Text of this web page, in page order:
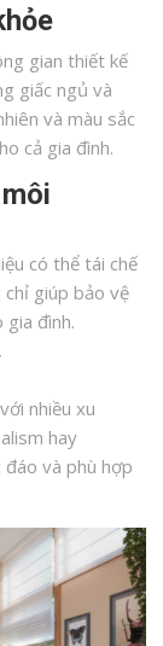
gian thiết kế
giấc ngủ và
và màu sắc
cả gia đình.
có thể tái chế
giúp bảo vệ
gia đình.
nhiều xu
hay
đáo và phù hợp